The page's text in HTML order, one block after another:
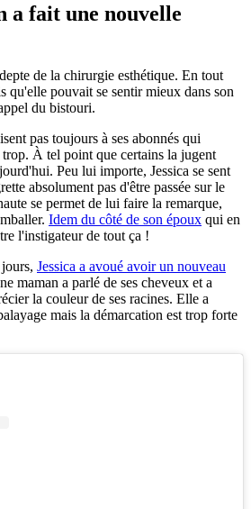
a fait une nouvelle
de la chirurgie esthétique. En tout
qu'elle pouvait se sentir mieux dans son
du bistouri.
pas toujours à ses abonnés qui
À tel point que certains la jugent
Peu lui importe, Jessica se sent
absolument pas d'être passée sur le
se permet de lui faire la remarque,
Idem du côté de son époux qui en
l'instigateur de tout ça !
Jessica a avoué avoir un nouveau
maman a parlé de ses cheveux et a
la couleur de ses racines. Elle a
mais la démarcation est trop forte